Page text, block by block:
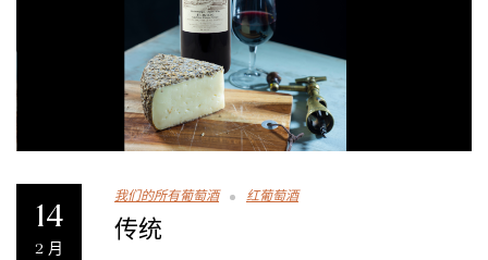
14
2 月
我们的所有葡萄酒 红葡萄酒
传统